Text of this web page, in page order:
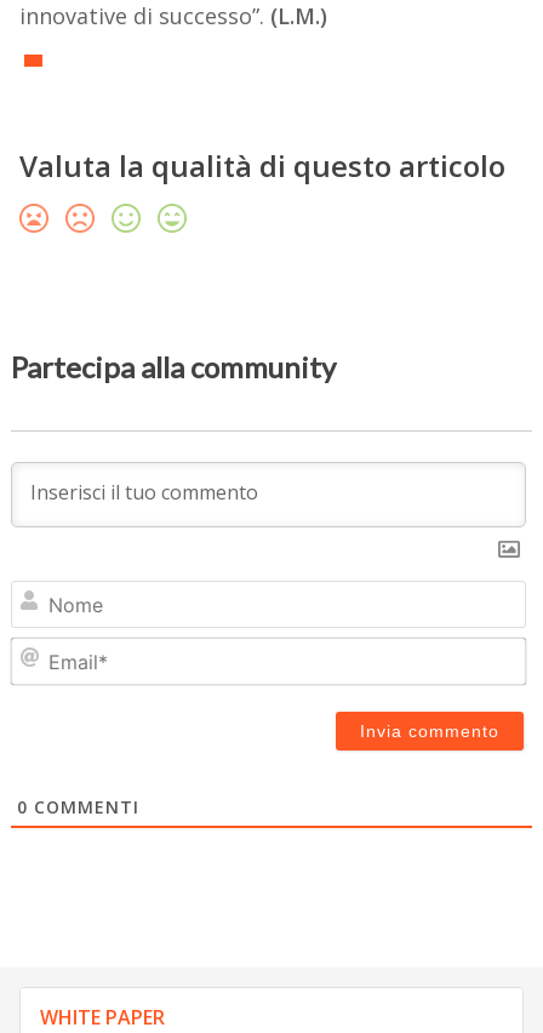
innovative di successo”. (L.M.)
Valuta la qualità di questo articolo
Partecipa alla community
0 COMMENTI
WHITE PAPER